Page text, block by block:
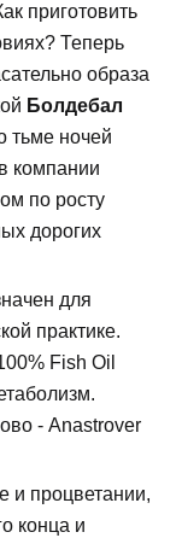
приготовить
Теперь
образа
Болдебал
тьме ночей
компании
по росту
дорогих
для
практике.
Fish Oil
- Anastrover
и процветании,
конца и